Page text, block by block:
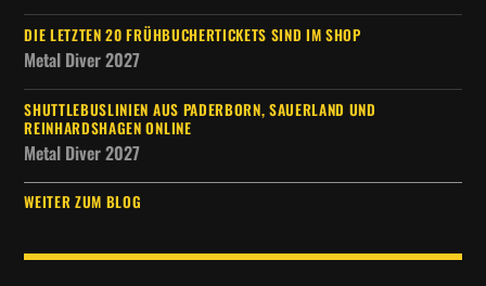
DIE LETZTEN 20 FRÜHBUCHERTICKETS SIND IM SHOP
Metal Diver 2027
SHUTTLEBUSLINIEN AUS PADERBORN, SAUERLAND UND
REINHARDSHAGEN ONLINE
Metal Diver 2027
WEITER ZUM BLOG